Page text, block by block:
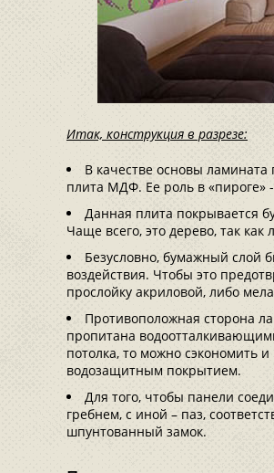
Итак, конструкция в разрезе:
В качестве основы
плита МДФ. Ее роль в «пироге»
Данная плита покрывается
Чаще всего, это дерево, так
Безусловно, бумажный слой
воздействия. Чтобы это
прослойку акриловой, либо
Противоположная сторона
пропитана
потолка, то можно сэкономить
водозащитным покрытием.
Для того, чтобы панели
гребнем, с иной – паз,
шпунтованный замок.